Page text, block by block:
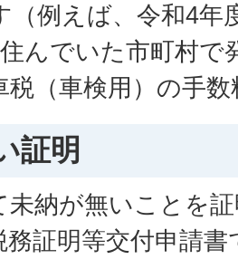
（例えば、令和4年
んでいた市町村で
税（車検用）の手
証明
未納が無いことを
証明等交付申請